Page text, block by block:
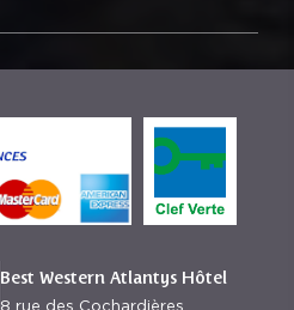
Best Western Atlantys Hôtel
8 rue des Cochardières